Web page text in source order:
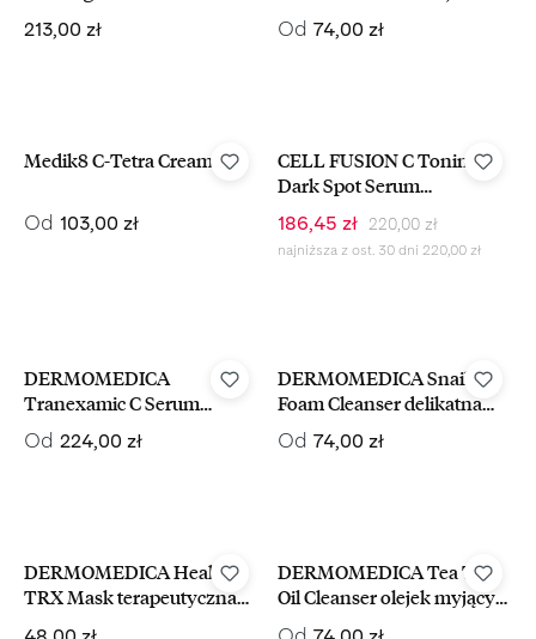
Cena regularna:
213,00 zł
myjący do demakjiażu
Cena regularna:
Od 74,00 zł
Medik8 C-Tetra Cream
Cena regularna:
Od 103,00 zł
CELL FUSION C Toning C
Dark Spot Serum
twarzy z przebarwieniami
30 ml
Cena sprzedaży:
186,45 zł Cena regularna:
220,00 zł
najniższa z ost. 30 dni 220,00 zł
DERMOMEDICA
Tranexamic C Serum
rozjaśniające i
depigmentujące z witaminą
Cena regularna:
Od 224,00 zł
DERMOMEDICA Snail B5
Foam Cleanser delikatna
pianka do mycia twarzy
Cena regularna:
Od 74,00 zł
DERMOMEDICA Healing
TRX Mask terapeutyczna
Cena regularna:
DERMOMEDICA Tea Tree
Oil Cleanser olejek myjący
do demakijażu
Cena regularna: